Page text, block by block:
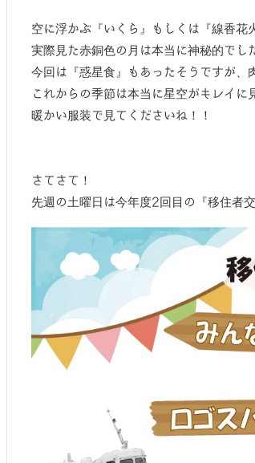
空に浮かぶ『いくら』もしくは『線香
実際見た赤銅色の月は本当に神秘的でし
今回は『惑星食』もあったそうですが、
これからの季節は本当に星空がキレイに
暖かい服装で見てくださいね！！
さてさて！
先週の土曜日は今年度2回目の『移住者